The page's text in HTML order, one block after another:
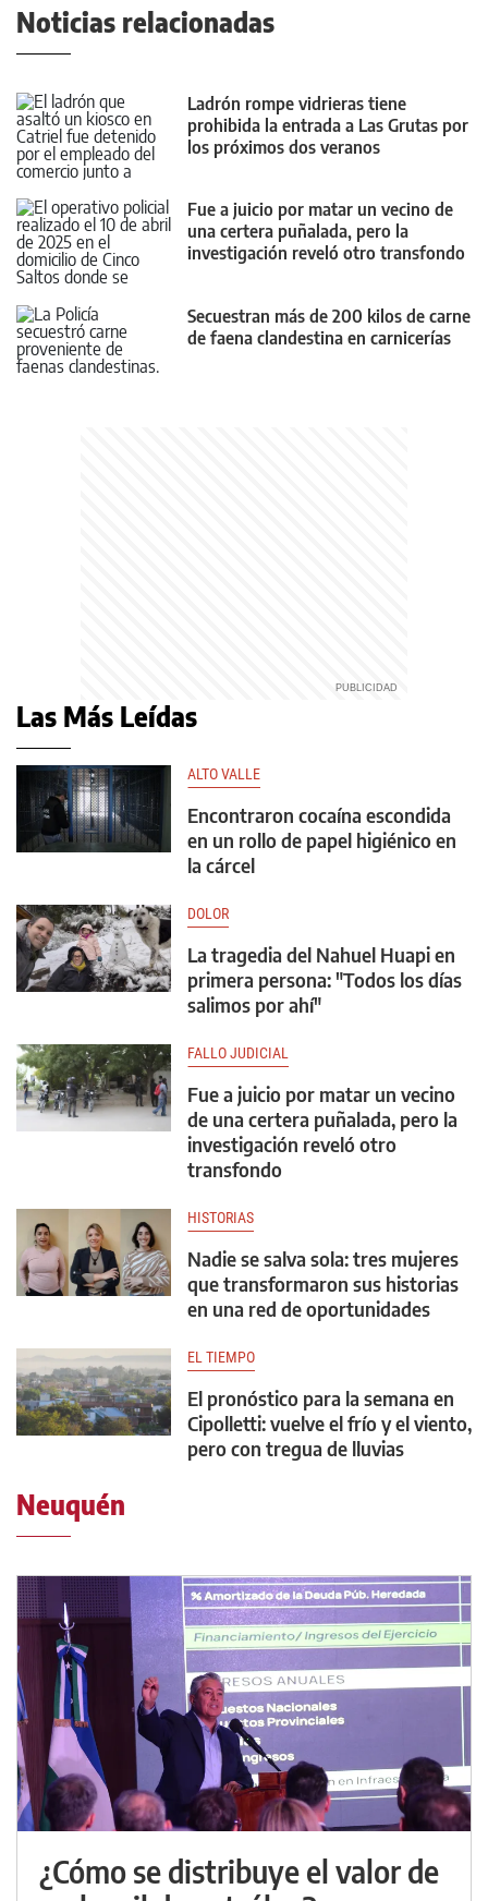
Noticias relacionadas
Ladrón rompe vidrieras tiene
prohibida la entrada a Las Grutas por
los próximos dos veranos
Fue a juicio por matar un vecino de
una certera puñalada, pero la
investigación reveló otro transfondo
Secuestran más de 200 kilos de carne
de faena clandestina en carnicerías
Las Más Leídas
ALTO VALLE
Encontraron cocaína escondida
en un rollo de papel higiénico en
la cárcel
DOLOR
La tragedia del Nahuel Huapi en
primera persona: "Todos los días
salimos por ahí"
FALLO JUDICIAL
Fue a juicio por matar un vecino
de una certera puñalada, pero la
investigación reveló otro
transfondo
HISTORIAS
Nadie se salva sola: tres mujeres
que transformaron sus historias
en una red de oportunidades
EL TIEMPO
El pronóstico para la semana en
Cipolletti: vuelve el frío y el viento,
pero con tregua de lluvias
Neuquén
¿Cómo se distribuye el valor de